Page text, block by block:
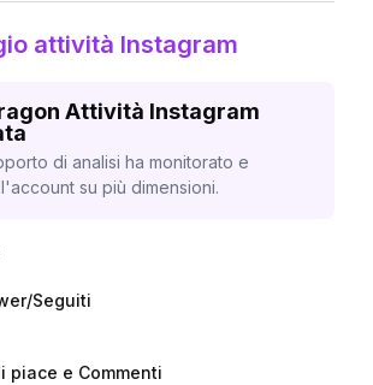
attività Instagram
Attività Instagram
di analisi ha monitorato e
su più dimensioni.
Seguiti
piace e Commenti